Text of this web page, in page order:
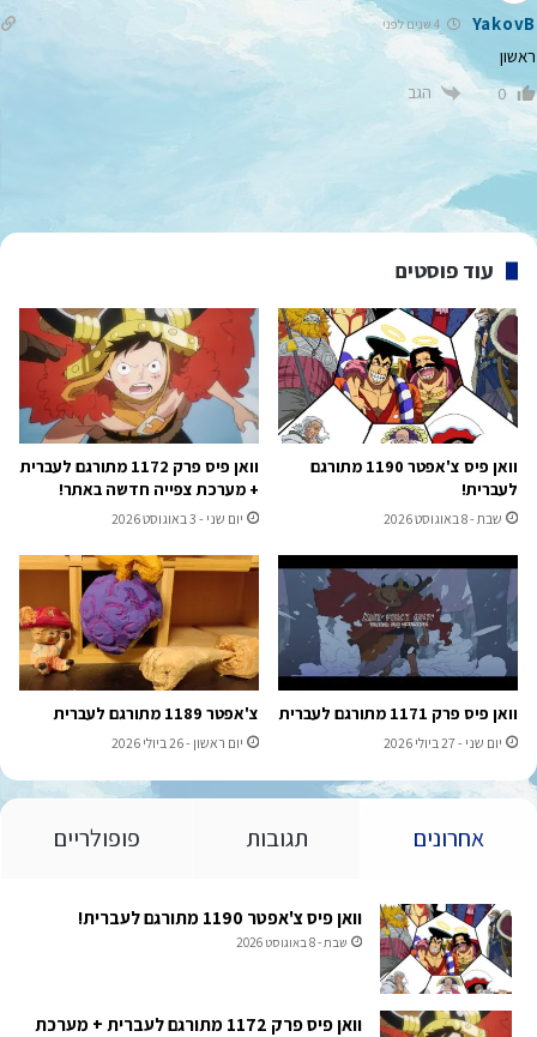
YakovB 4 שנים לפני
ראשון
0 הגב
עוד פוסטים
וואן פיס צ'אפטר 1190 מתורגם
לעברית!
שבת - 8 באוגוסט 2026
וואן פיס פרק 1172 מתורגם לעברית
+ מערכת צפייה חדשה באתר!
יום שני - 3 באוגוסט 2026
וואן פיס פרק 1171 מתורגם לעברית
יום שני - 27 ביולי 2026
צ'אפטר 1189 מתורגם לעברית
יום ראשון - 26 ביולי 2026
אחרונים תגובות פופולריים
וואן פיס צ'אפטר 1190 מתורגם לעברית!
שבת - 8 באוגוסט 2026
וואן פיס פרק 1172 מתורגם לעברית + מערכת